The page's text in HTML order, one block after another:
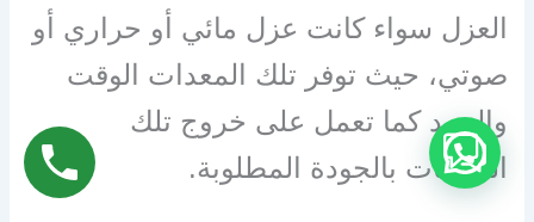
العزل سواء كانت عزل مائي أو حراري أو
صوتي، حيث توفر تلك المعدات الوقت
والجهد كما تعمل على خروج تلك
الخدمات بالجودة المطلوبة.